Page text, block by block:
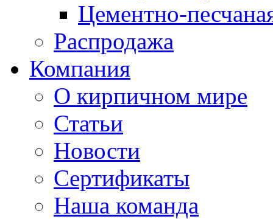
Цементно-
Распродажа
Компания
О кирпичном мире
Статьи
Новости
Сертификаты
Наша команда